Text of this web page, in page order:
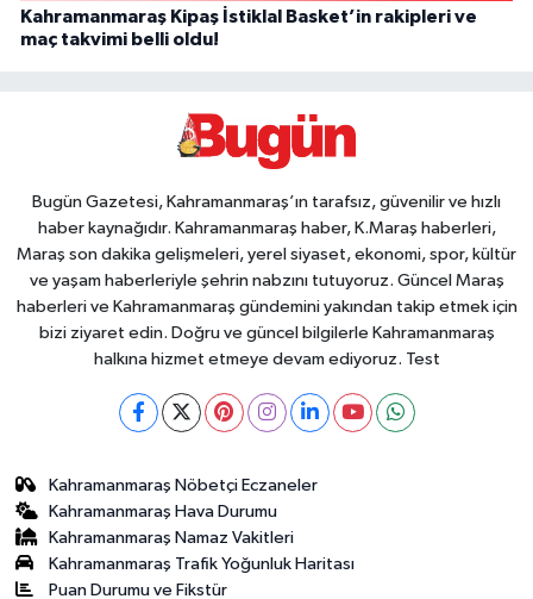
Kahramanmaraş Kipaş İstiklal Basket’in rakipleri ve
maç takvimi belli oldu!
Bugün Gazetesi, Kahramanmaraş’ın tarafsız, güvenilir ve hızlı
haber kaynağıdır. Kahramanmaraş haber, K.Maraş haberleri,
Maraş son dakika gelişmeleri, yerel siyaset, ekonomi, spor, kültür
ve yaşam haberleriyle şehrin nabzını tutuyoruz. Güncel Maraş
haberleri ve Kahramanmaraş gündemini yakından takip etmek için
bizi ziyaret edin. Doğru ve güncel bilgilerle Kahramanmaraş
halkına hizmet etmeye devam ediyoruz. Test
Kahramanmaraş Nöbetçi Eczaneler
Kahramanmaraş Hava Durumu
Kahramanmaraş Namaz Vakitleri
Kahramanmaraş Trafik Yoğunluk Haritası
Puan Durumu ve Fikstür